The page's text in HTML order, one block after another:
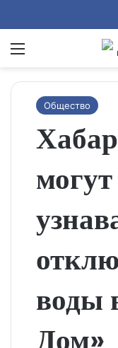
Menu
Общество
воды
Дом»